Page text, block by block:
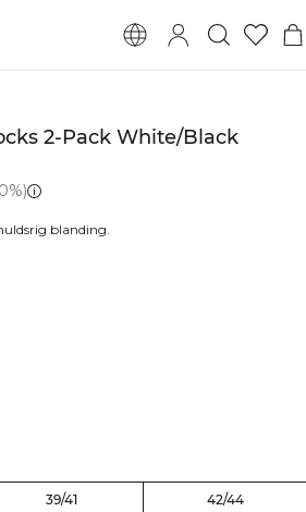
2-Pack White/Black
blanding.
39/41 42/44